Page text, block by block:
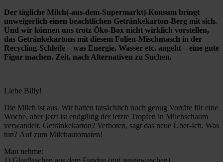
Der tägliche Milch(-aus-dem-Supermarkt)-Konsum bringt
unweigerlich einen beachtlichen Getränkekarton-Berg mit sich.
Und wir können uns trotz Öko-Box nicht wirklich vorstellen,
das Getränkekartons mit diesem Folien-Mischmasch in der
Recycling-Schleife – was Energie, Wasser etc. angeht – eine gute
Figur machen. Zeit, nach Alternativen zu Suchen.
Liebe Billy!
Die Milch ist aus. Wir hatten tatsächlich noch genug Vorräte für eine
Woche, aber jetzt ist endgültig der letzte Tropfen in Milchschaum
verwandelt. Getränkekarton? Verboten, sagt das neue Über-Ich. Was
tun? Auf zum Milchautomaten!
Man nehme:
1) Glasflaschen aus dem Fundus (gut ausgewaschen)